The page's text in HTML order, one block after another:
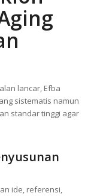
lancar, Efba
sistematis namun
standar tinggi agar
ide, referensi,